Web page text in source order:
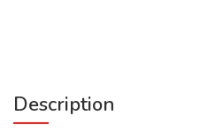
Description